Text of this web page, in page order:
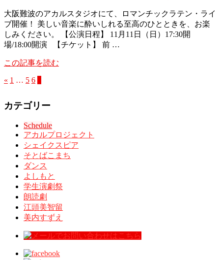
大阪難波のアカルスタジオにて、ロマンチックラテン・ライ
ブ開催！ 美しい音楽に酔いしれる至高のひとときを、お楽
しみください。 【公演日程】 11月11日（日）17:30開
場/18:00開演 【チケット】 前 …
この記事を読む
« 1 … 5 6
カテゴリー
Schedule
アカルプロジェクト
シェイクスピア
そとばこまち
ダンス
よしもと
学生演劇祭
朗読劇
江頭美智留
美内すずえ